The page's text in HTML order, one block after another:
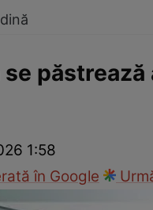
1:58
în Google